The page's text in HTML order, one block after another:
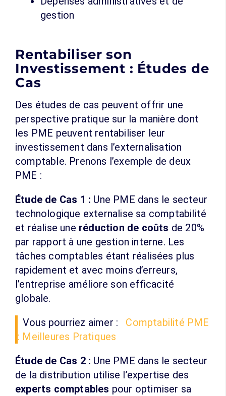
gestion
Rentabiliser son
Investissement : Études de
Cas
Des études de cas peuvent offrir une
perspective pratique sur la manière dont
les PME peuvent rentabiliser leur
investissement dans l’externalisation
comptable. Prenons l’exemple de deux
PME :
Étude de Cas 1 : Une PME dans le secteur
technologique externalise sa comptabilité
et réalise une réduction de coûts de 20%
par rapport à une gestion interne. Les
tâches comptables étant réalisées plus
rapidement et avec moins d’erreurs,
l’entreprise améliore son efficacité
globale.
Vous pourriez aimer :
Comptabilité PME
: Meilleures Pratiques
Étude de Cas 2 : Une PME dans le secteur
de la distribution utilise l’expertise des
experts comptables pour optimiser sa